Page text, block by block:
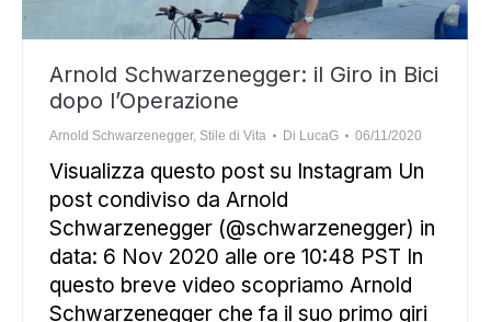
Arnold Schwarzenegger: il Giro in Bici
dopo l’Operazione
Arnold Schwarzenegger, Stile di Vita Di LucaG 06/11/2020
Visualizza questo post su Instagram Un
post condiviso da Arnold
Schwarzenegger (@schwarzenegger) in
data: 6 Nov 2020 alle ore 10:48 PST In
questo breve video scopriamo Arnold
Schwarzenegger che fa il suo primo giri